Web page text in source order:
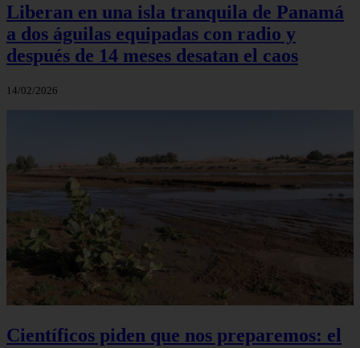
Liberan en una isla tranquila de Panamá
a dos águilas equipadas con radio y
después de 14 meses desatan el caos
14/02/2026
Científicos piden que nos preparemos: el